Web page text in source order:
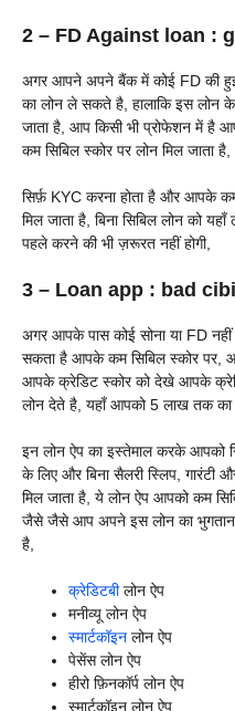
2 – FD Against loan :
अगर आपने अपने बैंक में कोई FD की
का लोन ले सकते है, हालाकि इस लोन
जाता है, आप किसी भी प्रोफेशन में है
कम सिबिल स्कोर पर लोन मिल जाता है,
सिर्फ़ KYC करना होता है और आपके
मिल जाता है, बिना सिबिल लोन को
पहले करने की भी ज़रूरत नहीं होगी,
3 – Loan app : bad
अगर आपके पास कोई सोना या FD
सकता है आपके कम सिबिल स्कोर पर,
आपके क्रेडिट स्कोर को देखे आपके
लोन देते है, यहाँ आपको 5 लाख तक का
इन लोन ऐप का इस्तेमाल करके आपको
के लिए और बिना सैलरी स्लिप, गारंटी
मिल जाता है, ये लोन ऐप आपको कम
जैसे जैसे आप अपने इस लोन का भुगतान
है,
क्रेडिटबीलोन ऐप
मनीव्यू लोन ऐप
स्मार्टकॉइन लोन ऐप
पेसेंस लोन ऐप
हीरो फ़िनकॉर्प लोन ऐप
स्मार्टकॉइन लोन ऐप